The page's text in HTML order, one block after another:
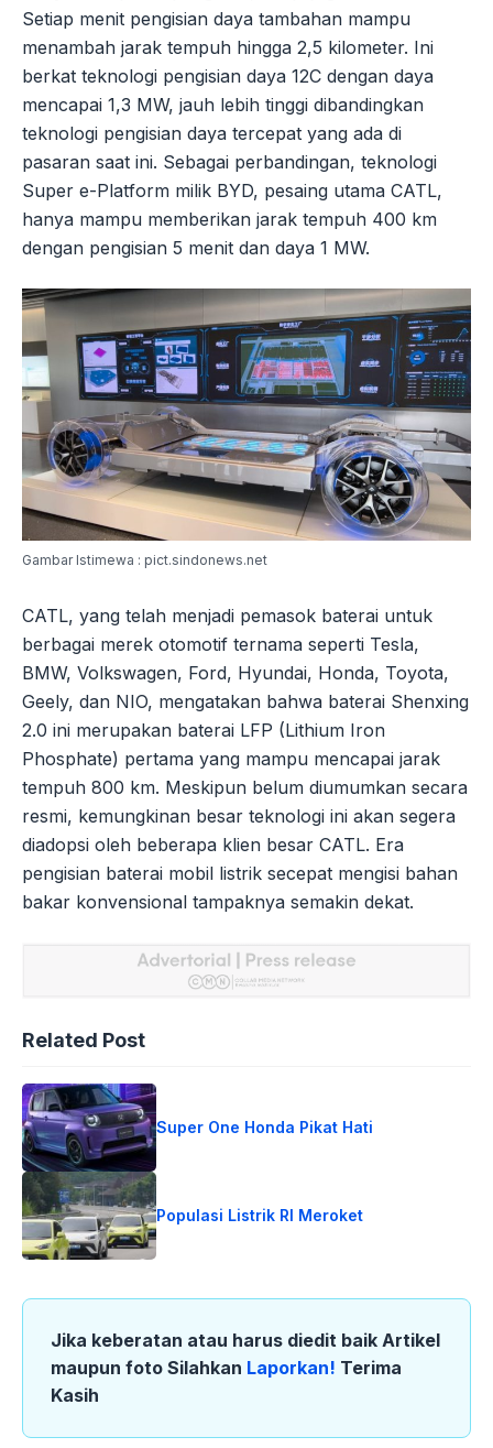
Setiap menit pengisian daya tambahan mampu
menambah jarak tempuh hingga 2,5 kilometer. Ini
berkat teknologi pengisian daya 12C dengan daya
mencapai 1,3 MW, jauh lebih tinggi dibandingkan
teknologi pengisian daya tercepat yang ada di
pasaran saat ini. Sebagai perbandingan, teknologi
Super e-Platform milik BYD, pesaing utama CATL,
hanya mampu memberikan jarak tempuh 400 km
dengan pengisian 5 menit dan daya 1 MW.
Gambar Istimewa : pict.sindonews.net
CATL, yang telah menjadi pemasok baterai untuk
berbagai merek otomotif ternama seperti Tesla,
BMW, Volkswagen, Ford, Hyundai, Honda, Toyota,
Geely, dan NIO, mengatakan bahwa baterai Shenxing
2.0 ini merupakan baterai LFP (Lithium Iron
Phosphate) pertama yang mampu mencapai jarak
tempuh 800 km. Meskipun belum diumumkan secara
resmi, kemungkinan besar teknologi ini akan segera
diadopsi oleh beberapa klien besar CATL. Era
pengisian baterai mobil listrik secepat mengisi bahan
bakar konvensional tampaknya semakin dekat.
Related Post
Super One Honda Pikat Hati
Populasi Listrik RI Meroket
Jika keberatan atau harus diedit baik Artikel
maupun foto Silahkan Laporkan! Terima
Kasih